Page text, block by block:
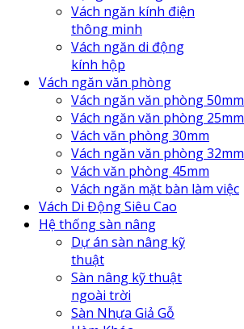
Vách ngăn kính điện
thông minh
Vách ngăn di động
kính hộp
Vách ngăn văn phòng
Vách ngăn văn phòng 50mm
Vách ngăn văn phòng 25mm
Vách văn phòng 30mm
Vách ngăn văn phòng 32mm
Vách văn phòng 45mm
Vách ngăn mặt bàn làm việc
Vách Di Động Siêu Cao
Hệ thống sàn nâng
Dự án sàn nâng kỹ
thuật
Sàn nâng kỹ thuật
ngoài trời
Sàn Nhựa Giả Gỗ